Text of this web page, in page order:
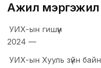
Ажил мэргэжил
УИХ-ын гишүүн
2024 —
УИХ-ын Хууль зүйн